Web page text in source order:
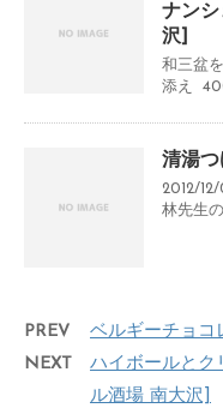
ナン
沢]
和三盆
添え
清湯
2012/
林先生
PREV
ベルギーチョコ
NEXT
ハイボールとク
ル酒場 南大沢]